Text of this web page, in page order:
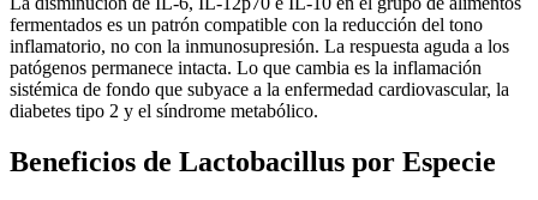
fermentados es un patrón compatible con la reducción del tono
inflamatorio, no con la inmunosupresión. La respuesta aguda a los
patógenos permanece intacta. Lo que cambia es la inflamación
sistémica de fondo que subyace a la enfermedad cardiovascular, la
diabetes tipo 2 y el síndrome metabólico.
Beneficios de Lactobacillus por Especie